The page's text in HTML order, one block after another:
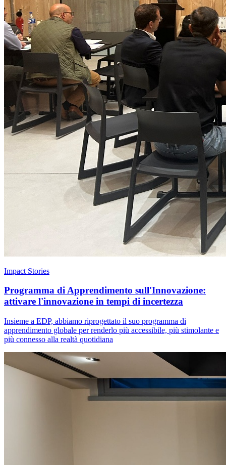
Impact Stories
Programma di Apprendimento sull'Innovazione:
attivare l'innovazione in tempi di incertezza
Insieme a EDP, abbiamo riprogettato il suo programma di
apprendimento globale per renderlo più accessibile, più stimolante e
più connesso alla realtà quotidiana